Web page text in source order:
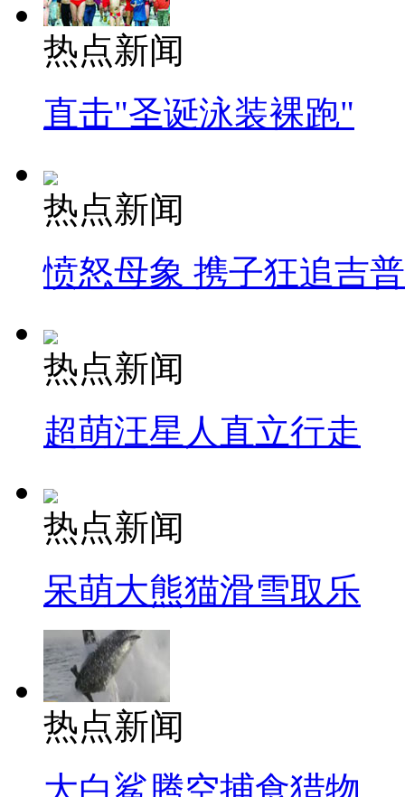
热点新闻
直击"圣诞泳装裸跑"
热点新闻
愤怒母象 携子狂追吉
热点新闻
超萌汪星人直立行走
热点新闻
呆萌大熊猫滑雪取乐
热点新闻
大白鲨腾空捕食猎物